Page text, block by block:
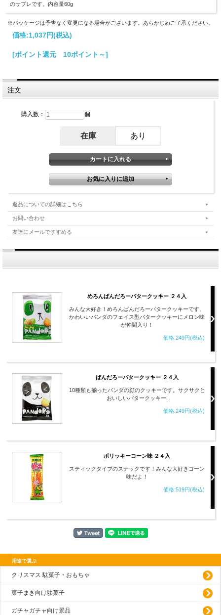
のサブレです。内容量60g
※パッケージは予告なく変更になる場合がございます。あらかじめご了承ください。
価格:1,037円(税込)
[ポイント還元 10ポイント～]
注文
購入数： 個
在庫 あり
返品についての詳細はこちら
お問い合わせ
友達にメールですすめる
めろんぱんだろーバタークッキー ２４入
みんな大好き！めろんぱんだろーバタークッキーです。
かわいいパンダのフェイス型バタークッキーにメロン味
が仲間入り！
価格:249円(税込)
ぱんだろーバタークッキー ２４入
10種類も揃ったパンダの顔のクッキーです。サクサクと
おいしいバタークッキー!
価格:249円(税込)
ポリッキーコーン味 ２４入
スティックタイプのスナックです！みんな大好きコーン
味だよ！
価格:519円(税込)
用途で選ぶ
クリスマス 駄菓子・おもちゃ
菓子まき向け駄菓子
ガチャガチャ向け景品